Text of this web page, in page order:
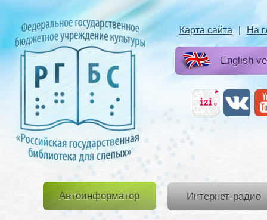
Карта сайта | На
English
Автоинформатор Интернет-радио